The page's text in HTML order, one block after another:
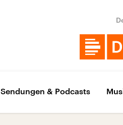
Sendungen & Podcasts